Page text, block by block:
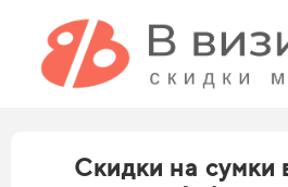
Скидки на сумки